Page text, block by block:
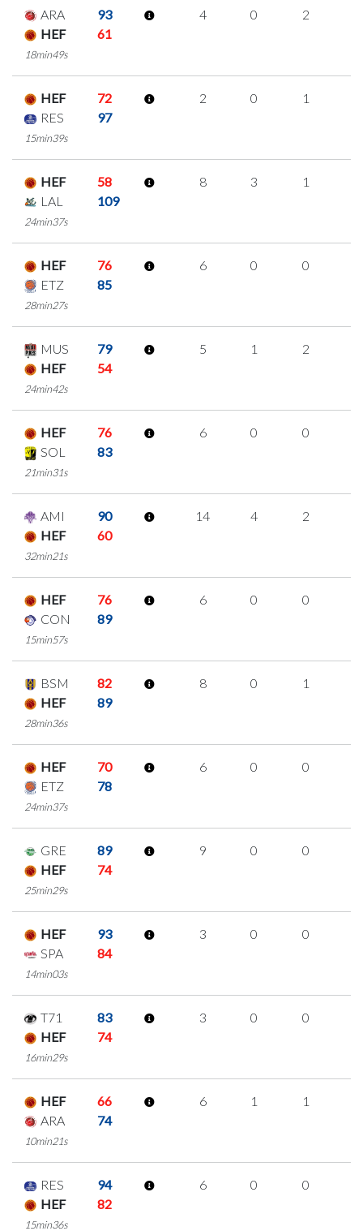
ARA
93
HEF
61
18min49s
4 0 2
HEF
72
RES
97
15min39s
2 0 1
HEF
58
LAL
109
24min37s
8 3 1
HEF
76
ETZ
85
28min27s
6 0 0
MUS
79
HEF
54
24min42s
5 1 2
HEF
76
SOL
83
21min31s
6 0 0
AMI
90
HEF
60
32min21s
14 4 2
HEF
76
CON
89
15min57s
6 0 0
BSM
82
HEF
89
28min36s
8 0 1
HEF
70
ETZ
78
24min37s
6 0 0
GRE
89
HEF
74
25min29s
9 0 0
HEF
93
SPA
84
14min03s
3 0 0
T71
83
HEF
74
16min29s
3 0 0
HEF
66
ARA
74
10min21s
6 1 1
RES
94
HEF
82
15min36s
6 0 0